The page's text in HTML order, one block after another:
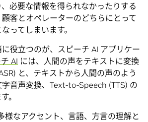
必要な情報を得られなかったりする
客とオペレーターのどちらにとって
ってしまいます。
役立つのが、スピーチ AI アプリケー
AI には、人間の声をテキストに変換
と、テキストから人間の声のよう
音声変換、Text-to-Speech (TTS) の
。
様なアクセント、言語、方言の理解と